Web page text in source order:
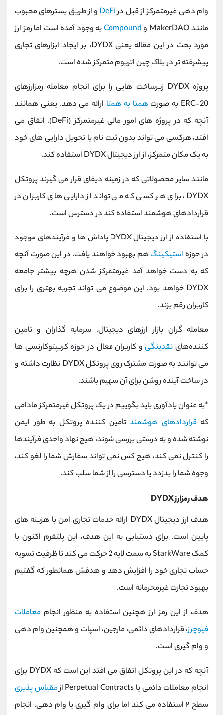
وام دهی غیرمتمرکز از قبل درDeFi و از طریق بسترهای محبوب
مانند MakerDAO و
Compoundبه وجود آمده است اما رمز ارز
مورد بحث در این مقاله یعنی DYDX، بر ایجاد ابزارهای تجاری
پیشرفته تر در بلاک چین اتریوم متمرکز شده است.
پروژه DYDX زیرساخت‌ هایی را برای انجام معامله رمزارزهای
ERC-20 به‌ صورت
همتا به همتا ارائه می‌ دهد. یعنی همانند
آنچه که در پروژه های امور مالی غیرمتمرکز (DeFi)، اتفاق می
افتد، هرکسی می‌ تواند بدون ثبت نام یا تحویل دارایی‌ های خود
به یک مکان متمرکز، از ارز دیجیتال DYDX استفاده کند.
مانند سایر محصولاتی که در زمینه دیفای قرار می گیرند پروتکل
DYDX، برای هر کسی که می تواند از دارایی های کاربران در
قراردادهای هوشمند استفاده کند در دسترس است.
با استفاده از ارز دیجیتال DYDX پاداش‌ ها و فرآیندهای موجود
در حوزه استیکینگهم بهبود خواهند یافت. در این صورت آنچه
که به دست خواهد آمد غیرمتمرکز شدن هرچه بیشتر جامعه
DYDX خواهد بود. این موضوع می ‌تواند تجربه بهتری را برای
کاربران رقم بزند.
معامله گران بازار ارزهای دیجیتال، سرمایه گذاران و تامین
کننده‌های نقدینگیو کاربران فعال در حوزه کریپتوکارنسی ها
می توانند به صورت مشترک روی پروتکل DYDX نظارت داشته و
در ساخت آینده روشن برای آن سهیم باشند.
*به عنوان یادآوری باید بگوییم در یک پروتکل غیرمتمرکز مادامی
کهقراردادهای هوشمند تأمین کننده پروتکل به طور ایمن
نوشته شده و به درستی بررسی شوند، هیچ نهاد واحدی فرآیندها
را کنترل نمی کند، هیچ کس نمی تواند سفارش شما را لغو کند،
وجوه شما را بدزدد یا دسترسی را از شما سلب کند.
هدف رمزارز DYDX
هدف ارز دیجیتال DYDX ارائه خدمات تجاری امن با هزینه های
پایین است. برای دستیابی به این هدف، این پلتفرم اکنون با
کمک StarkWare به سمت لایه 2 حرکت می کند تا ظرفیت تسویه
حساب تجاری خود را افزایش دهد و هدفش همانطور که گفتیم
بهبود تجارت غیرمحرمانه است.
هدف از این رمز ارز هچنین استفاده به منظور انجام معاملات
فیوچرز، قراردادهای دائمی، مارجین، اسپات و همچنین وام دهی
و وام گیری است.
آنچه که در این پروتکل اتفاق می افتد این است که DYDX برای
انجام معاملات دائمی یا Perpetual Contracts از
مقیاس‌ پذیری
سطح ۲ استفاده می کند اما برای وام گیری یا وام دهی، انجام